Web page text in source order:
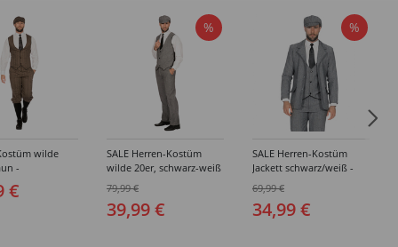
wilde
-
€
%
SALE Herren-Kostüm
wilde 20er, schwarz-weiß
(48-64)
79,99 €
39,99 €
%
SALE Herren-Kostüm
Jackett schwarz/weiß -
(48-64)
69,99 €
34,99 €